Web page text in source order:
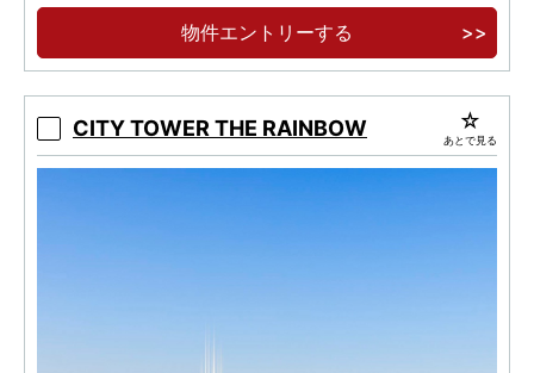
クト
物件エントリーする
CITY TOWER THE RAINBOW あとで見る